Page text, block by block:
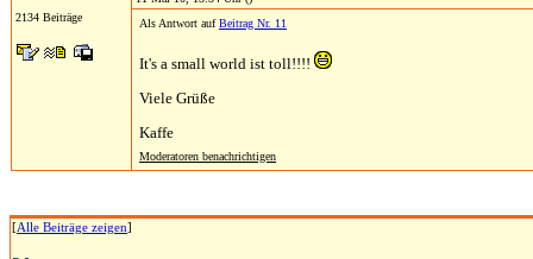
2134 Beiträge
Als Antwort aufBeitrag Nr. 11
It's a small world ist toll!!!!
Viele Grüße
Kaffe
Moderatoren benachrichtigen
[Alle Beiträge zeigen]